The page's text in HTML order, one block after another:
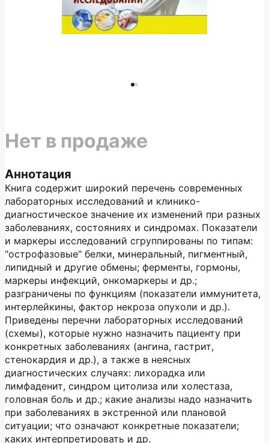
Аннотация
Книга содержит широкий перечень современных
лабораторных исследований и клинико-
диагностическое значение их изменений при разных
заболеваниях, состояниях и синдромах. Показатели
и маркеры исследований сгруппированы по типам:
"острофазовые" белки, минеральный, пигментный,
липидный и другие обмены; ферменты, гормоны,
маркеры инфекций, онкомаркеры и др.;
разграничены по функциям (показатели иммунитета,
интерлейкины, фактор некроза опухоли и др.).
Приведены перечни лабораторных исследований
(схемы), которые нужно назначить пациенту при
конкретных заболеваниях (ангина, гастрит,
стенокардия и др.), а также в неясных
диагностических случаях: лихорадка или
лимфаденит, синдром цитолиза или холестаза,
головная боль и др.; какие анализы надо назначить
при заболеваниях в экстренной или плановой
ситуации; что означают конкретные показатели;
каких интерпретировать и др.
Нет в продаже